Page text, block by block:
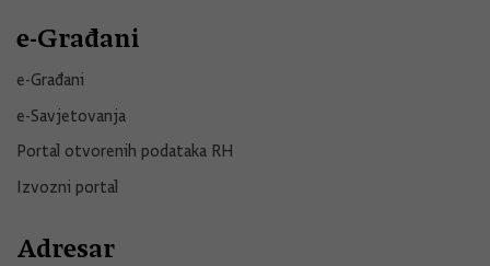
e-Građani
e-Građani
e-Savjetovanja
Portal otvorenih podataka RH
Izvozni portal
Adresar